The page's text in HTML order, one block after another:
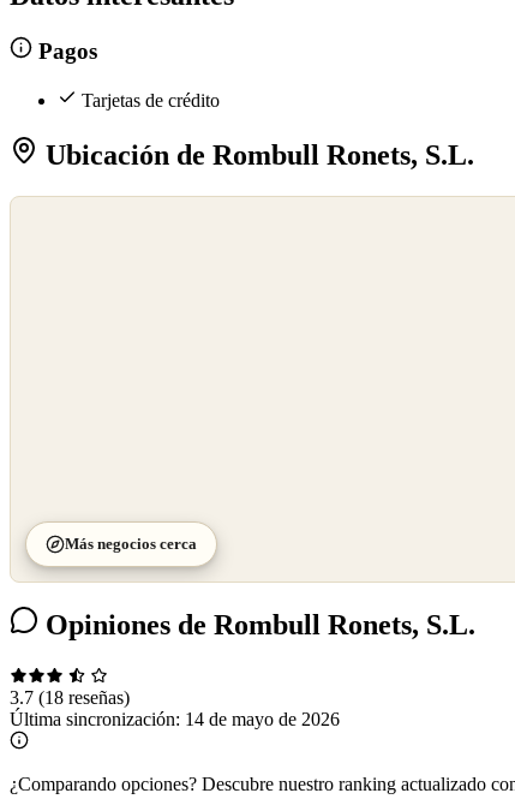
Pagos
Tarjetas de crédito
Ubicación de Rombull Ronets, S.L.
Más negocios cerca
Opiniones de Rombull Ronets, S.L.
3.7 (18 reseñas)
Última sincronización: 14 de mayo de 2026
¿Comparando opciones? Descubre nuestro ranking actualizado